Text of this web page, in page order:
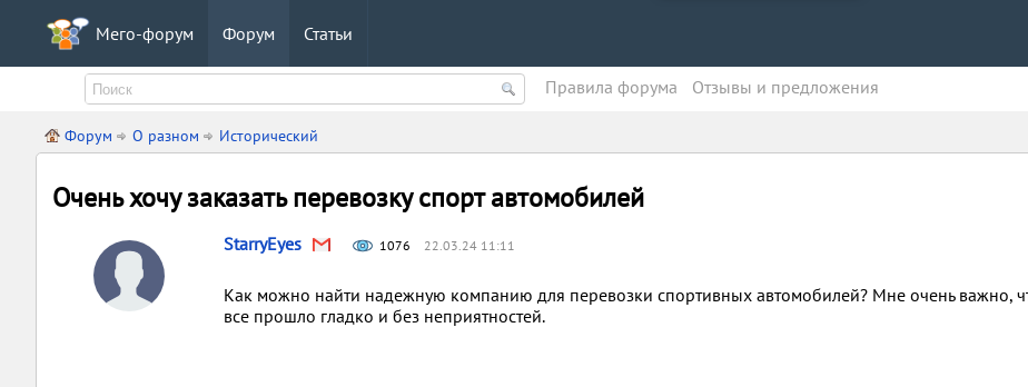
Мего-форум Форум Статьи
Правила форума Oтзывы и предложения
Форум О разном Исторический
Очень хочу заказать перевозку спорт автомобилей
StarryEyes 1076 22.03.24 11:11
Как можно найти надежную компанию для перевозки спортивных автомобилей? Мне очень важно,
все прошло гладко и без неприятностей.